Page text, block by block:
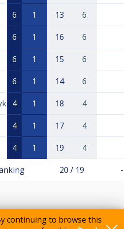
continuing to browse this
6 1 13 6
6 1 16 6
6 1 15 6
6 1 14 6
4 1 18 4
4 1 17 4
4 1 19 4
20 / 19 -